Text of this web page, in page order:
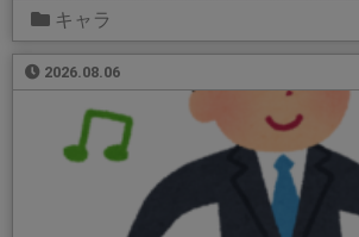
キャラ
2026.08.06